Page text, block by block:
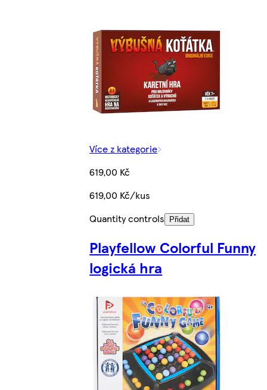
Více z kategorie
619,00 Kč
619,00 Kč/kus
Quantity controls Přidat
Playfellow Colorful Funny
logická hra